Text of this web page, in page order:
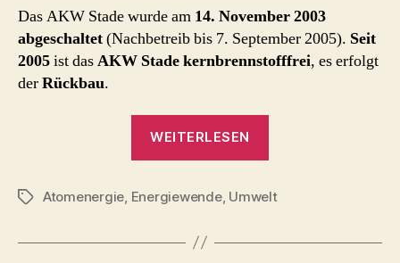
Das AKW Stade wurde am 14. November 2003
abgeschaltet(Nachbetreib bis 7. September 2005). Seit
2005ist dasAKW Stade kernbrennstofffrei, es erfolgt
derRückbau.
WEITERLESEN
–
/
Schlagwörter
Atomenergie Energiewende, Umwelt